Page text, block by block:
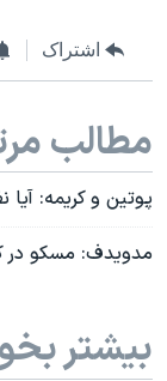
اشتراک
مطالب
پوتین و کریمه:
مدویدف: مسکو در
بیشتر